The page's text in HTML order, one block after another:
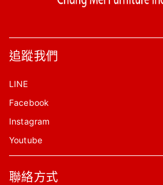
追蹤我們
LINE
Facebook
Instagram
Youtube
聯絡方式